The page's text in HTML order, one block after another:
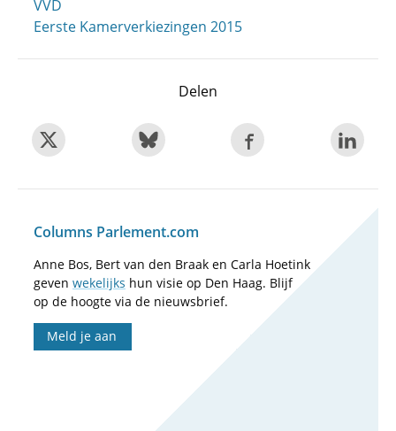
VVD
Eerste Kamerverkiezingen 2015
Delen
Columns Parlement.com
Anne Bos, Bert van den Braak en Carla Hoetink
geven wekelijks hun visie op Den Haag. Blijf
op de hoogte via de nieuwsbrief.
Meld je aan